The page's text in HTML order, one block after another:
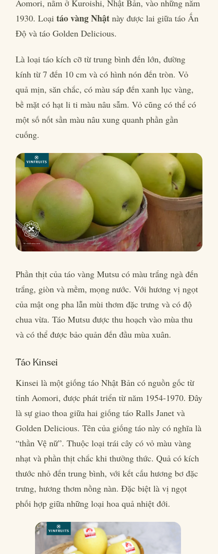
Aomori, nằm ở Kuroishi, Nhật Bản, vào những năm
1930. Loại táo vàng Nhật này được lai giữa táo Ấn
Độ và táo Golden Delicious.
Là loại táo kích cỡ từ trung bình đến lớn, đường
kính từ 7 đến 10 cm và có hình nón đến tròn. Vỏ
quả mịn, săn chắc, có màu sáp đến xanh lục vàng,
bề mặt có hạt li ti màu nâu sẫm. Vỏ cũng có thể có
một số nốt sần màu nâu xung quanh phần gần
cuống.
Phần thịt của táo vàng Mutsu có màu trắng ngà đến
trắng, giòn và mềm, mọng nước. Với hương vị ngọt
của mật ong pha lẫn mùi thơm đặc trưng và có độ
chua vừa. Táo Mutsu được thu hoạch vào mùa thu
và có thể được bảo quản đến đầu mùa xuân.
Táo Kinsei
Kinsei là một giống táo Nhật Bản có nguồn gốc từ
tỉnh Aomori, được phát triển từ năm 1954-1970. Đây
là sự giao thoa giữa hai giống táo Ralls Janet và
Golden Delicious. Tên của giống táo này có nghĩa là
“thần Vệ nữ”. Thuộc loại trái cây có vỏ màu vàng
nhạt và phần thịt chắc khi thưởng thức. Quả có kích
thước nhỏ đến trung bình, với kết cấu hương bơ đặc
trưng, hương thơm nồng nàn. Đặc biệt là vị ngọt
phối hợp giữa những loại hoa quả nhiệt đới.